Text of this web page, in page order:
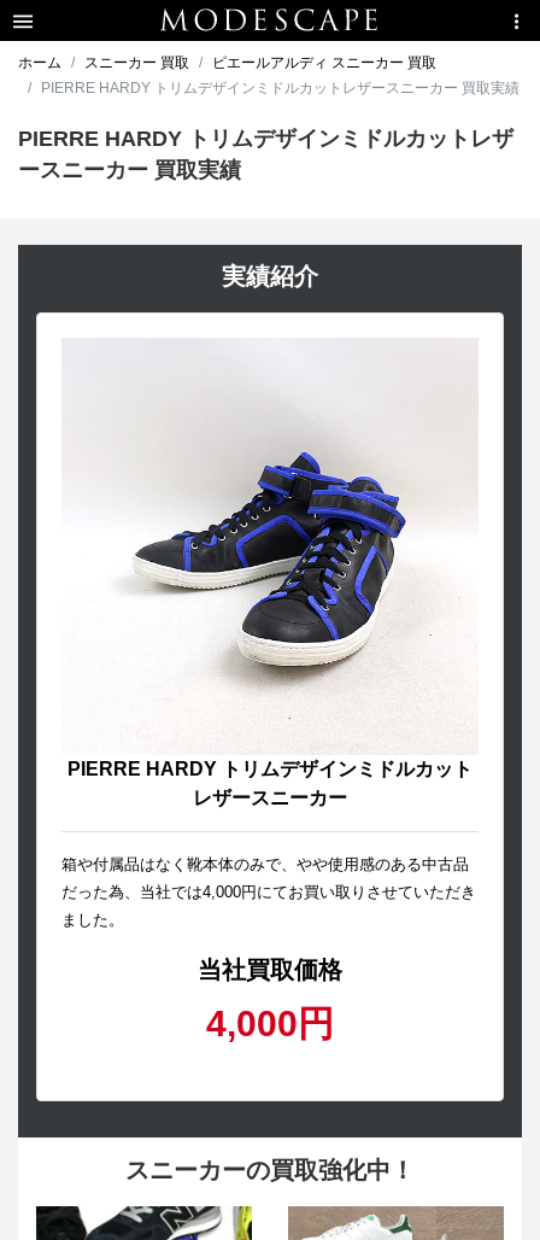
ホーム スニーカー 買取
ピエールアルディ スニーカー 買取
PIERRE HARDY トリムデザインミドルカットレザースニーカー 買取実績
PIERRE HARDY トリムデザインミドルカットレザ
ースニーカー 買取実績
実績紹介
PIERRE HARDY トリムデザインミドルカット
レザースニーカー
箱や付属品はなく靴本体のみで、やや使用感のある中古品
だった為、当社では4,000円にてお買い取りさせていただき
ました。
当社買取価格
4,000円
スニーカーの買取強化中！